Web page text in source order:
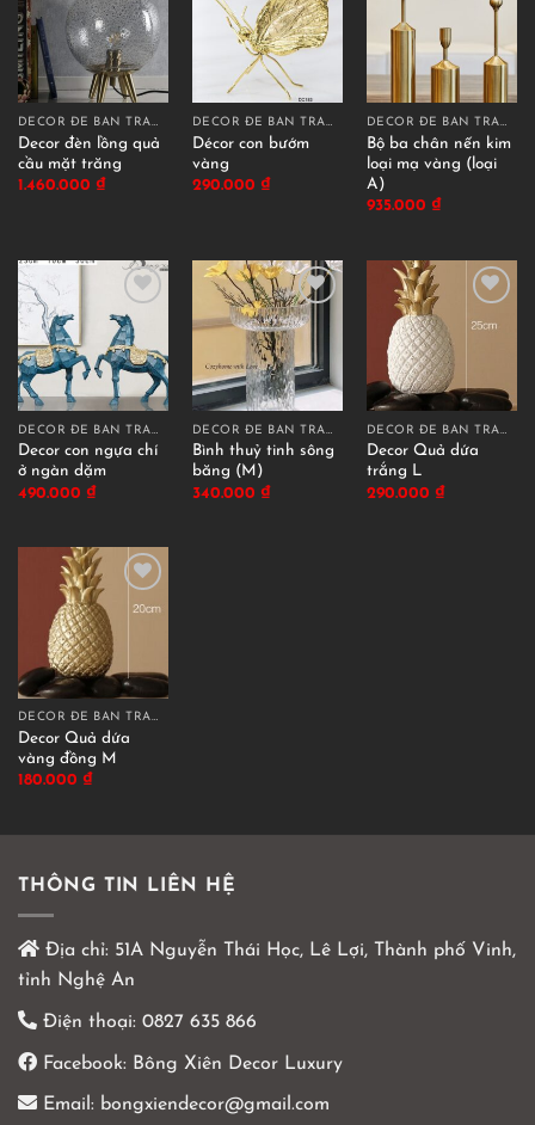
DECOR ĐỂ BÀN TRANG TRÍ
Decor đèn lồng quả
cầu mặt trăng
1.460.000 ₫
DECOR ĐỂ BÀN TRANG TRÍ
Décor con bướm
vàng
290.000 ₫
DECOR ĐỂ BÀN TRANG TRÍ
Bộ ba chân nến kim
loại mạ vàng (loại
A)
935.000 ₫
DECOR ĐỂ BÀN TRANG TRÍ
Decor con ngựa chí
ở ngàn dặm
490.000 ₫
DECOR ĐỂ BÀN TRANG TRÍ
Bình thuỷ tinh sông
băng (M)
340.000 ₫
DECOR ĐỂ BÀN TRANG TRÍ
Decor Quả dứa
trắng L
290.000 ₫
DECOR ĐỂ BÀN TRANG TRÍ
Decor Quả dứa
vàng đồng M
180.000 ₫
THÔNG TIN LIÊN HỆ
Địa chỉ: 51A Nguyễn Thái Học, Lê Lợi, Thành phố Vinh,
tỉnh Nghệ An
Điện thoại: 0827 635 866
Facebook: Bông Xiên Decor Luxury
Email: bongxiendecor@gmail.com